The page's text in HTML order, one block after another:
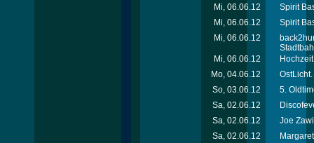
Mi, 06.06.12
Spirit
Mi, 06.06.12
Spirit
Mi, 06.06.12
Mi, 06.06.12
Mo, 04.06.12
So, 03.06.12
5.
Sa, 02.06.12
Sa, 02.06.12
Joe
Sa, 02.06.12